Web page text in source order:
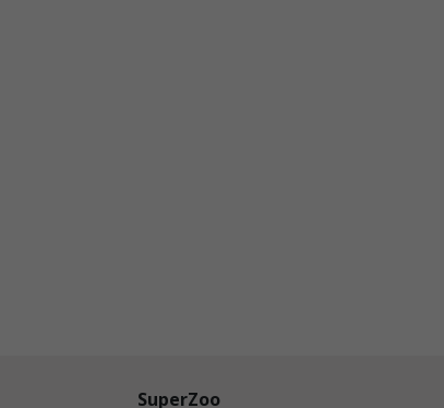
SuperZoo